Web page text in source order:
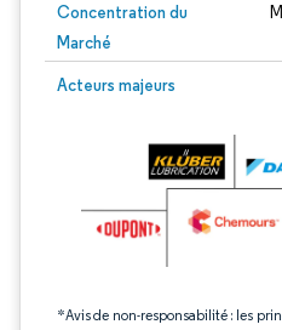
Concentration du
Marché
Acteurs majeurs
*Avis de non-responsabilité : les
Image © Mordor Intelligence. La